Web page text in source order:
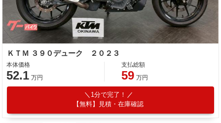
ＫＴＭ ３９０デューク ２０２３
本体価格
52.1 万円
支払総額
59 万円
1分で完了！
【無料】見積・在庫確認